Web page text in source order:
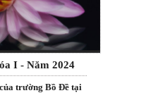
I - Năm 2024
trường Bồ Đề tại